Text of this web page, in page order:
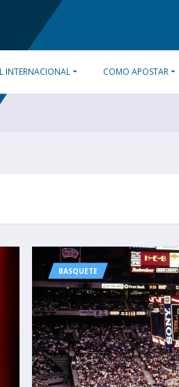
INTERNACIONAL COMO APOSTAR
BASQUETE